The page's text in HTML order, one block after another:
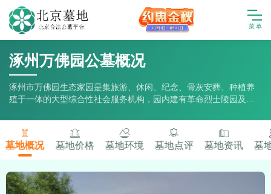
涿州万佛园公墓概况
涿州市万佛园生态家园是集旅游、休闲、纪念、骨灰安葬、种植养
殖于一体的大型综合性社会服务机构，园内建有革命烈士陵园及万
墓地概况 墓地价格 墓地环境 墓地点评 墓地资讯 墓